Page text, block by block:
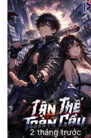
Xuyên Sách
Xuyên Thư
Điền Văn
Đô Thị
Đông Phương
Đông Phương Huyền Huyễn
Đồng Nhân
2 tháng trước